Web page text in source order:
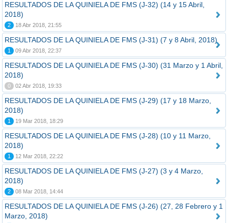
RESULTADOS DE LA QUINIELA DE FMS (J-32) (14 y 15 Abril,
2018)
2 18 Abr 2018, 21:55
RESULTADOS DE LA QUINIELA DE FMS (J-31) (7 y 8 Abril, 2018)
1 09 Abr 2018, 22:37
RESULTADOS DE LA QUINIELA DE FMS (J-30) (31 Marzo y 1 Abril,
2018)
0 02 Abr 2018, 19:33
RESULTADOS DE LA QUINIELA DE FMS (J-29) (17 y 18 Marzo,
2018)
1 19 Mar 2018, 18:29
RESULTADOS DE LA QUINIELA DE FMS (J-28) (10 y 11 Marzo,
2018)
1 12 Mar 2018, 22:22
RESULTADOS DE LA QUINIELA DE FMS (J-27) (3 y 4 Marzo,
2018)
2 08 Mar 2018, 14:44
RESULTADOS DE LA QUINIELA DE FMS (J-26) (27, 28 Febrero y 1
Marzo, 2018)